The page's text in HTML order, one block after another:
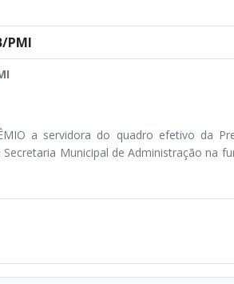
PMI
a servidora do quadro efetivo da
Secretaria Municipal de Administração na